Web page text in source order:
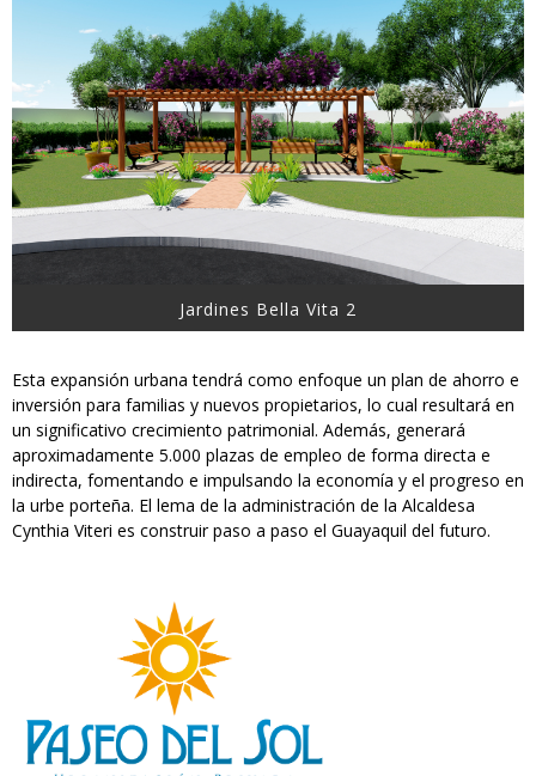
Jardines Bella Vita 2
Esta expansión urbana tendrá como enfoque un plan de ahorro e
inversión para familias y nuevos propietarios, lo cual resultará en
un significativo crecimiento patrimonial. Además, generará
aproximadamente 5.000 plazas de empleo de forma directa e
indirecta, fomentando e impulsando la economía y el progreso en
la urbe porteña. El lema de la administración de la Alcaldesa
Cynthia Viteri es construir paso a paso el Guayaquil del futuro.